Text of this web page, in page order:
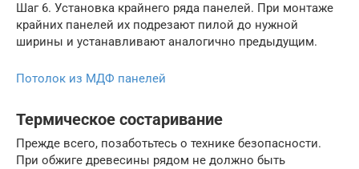
Шаг 6. Установка крайнего ряда панелей. При монтаже
крайних панелей их подрезают пилой до нужной
ширины и устанавливают аналогично предыдущим.
Потолок из МДФ панелей
Термическое состаривание
Прежде всего, позаботьтесь о технике безопасности.
При обжиге древесины рядом не должно быть